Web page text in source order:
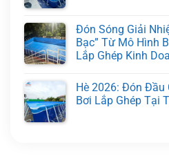
Đón Sóng Giải
Bạc” Từ Mô Hình
Lắp Ghép Kinh
Hè 2026: Đón Đầu
Bơi Lắp Ghép Tại